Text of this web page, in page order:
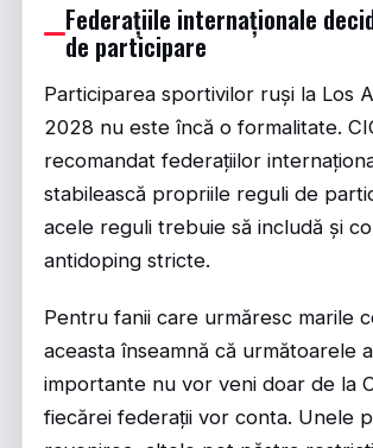
Federațiile internaționale
de participare
Participarea sportivilor ruși la Los
2028 nu este încă o formalitate.
recomandat federațiilor
stabilească propriile reguli de
acele reguli trebuie să includă și
antidoping stricte.
Pentru fanii care urmăresc marile
aceasta înseamnă că următoarele
importante nu vor veni doar de la
fiecărei federații vor conta. Unele